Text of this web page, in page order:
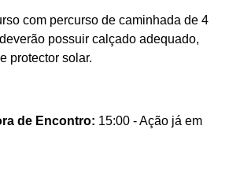
com percurso de caminhada de 4
possuir calçado adequado,
protector solar.
de Encontro: 15:00 - Ação já em